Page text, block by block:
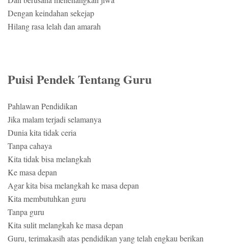
Dengan keindahan sekejap
Hilang rasa lelah dan amarah
Puisi Pendek Tentang Guru
Pahlawan Pendidikan
Jika malam terjadi selamanya
Dunia kita tidak ceria
Tanpa cahaya
Kita tidak bisa melangkah
Ke masa depan
Agar kita bisa melangkah ke masa depan
Kita membutuhkan guru
Tanpa guru
Kita sulit melangkah ke masa depan
Guru, terimakasih atas pendidikan yang telah engkau berikan